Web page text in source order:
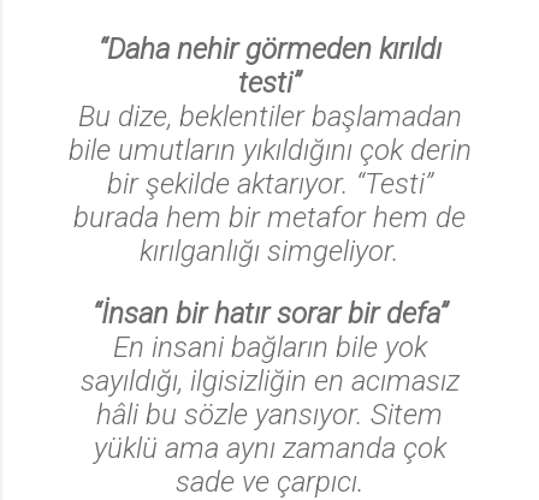
“Daha nehir görmeden kırıldı
testi”
Bu dize, beklentiler başlamadan
bile umutların yıkıldığını çok derin
bir şekilde aktarıyor. “Testi”
burada hem bir metafor hem de
kırılganlığı simgeliyor.
“İnsan bir hatır sorar bir defa”
En insani bağların bile yok
sayıldığı, ilgisizliğin en acımasız
hâli bu sözle yansıyor. Sitem
yüklü ama aynı zamanda çok
sade ve çarpıcı.